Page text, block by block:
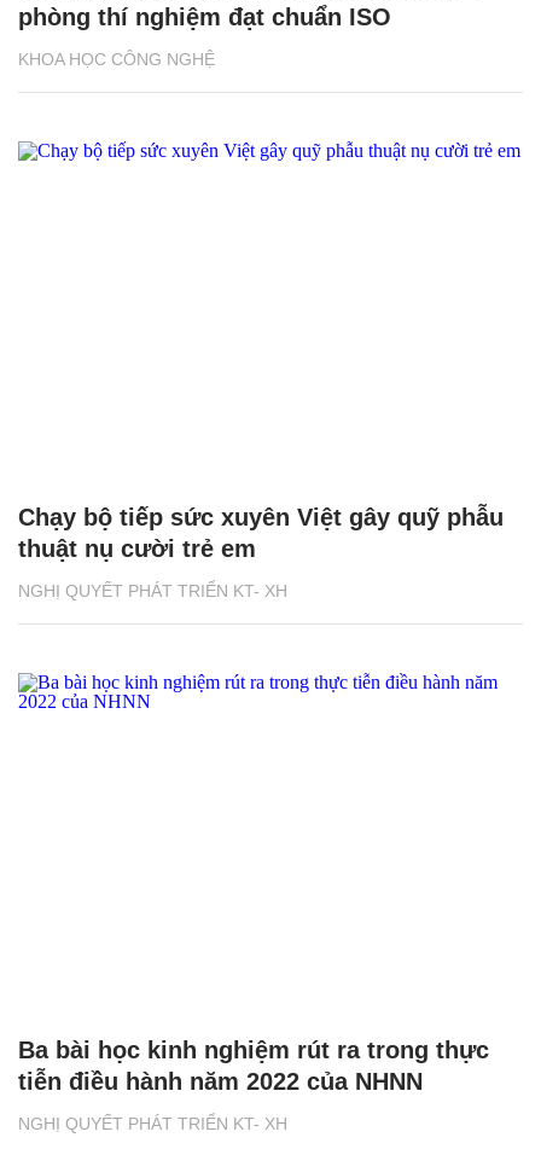
KHOA HỌC CÔNG NGHỆ
phòng thí nghiệm đạt chuẩn ISO
NGHỊ QUYẾT PHÁT TRIỂN KT- XH
Chạy bộ tiếp sức xuyên Việt gây quỹ phẫu
thuật nụ cười trẻ em
NGHỊ QUYẾT PHÁT TRIỂN KT- XH
Ba bài học kinh nghiệm rút ra trong thực
tiễn điều hành năm 2022 của NHNN